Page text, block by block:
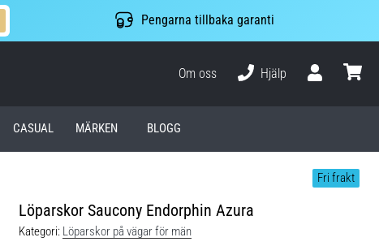
Pengarna tillbaka garanti
Om oss
Hjälp
CASUAL MÄRKEN BLOGG
Fri frakt
Löparskor Saucony Endorphin Azura
Kategori: Löparskor på vägar för män